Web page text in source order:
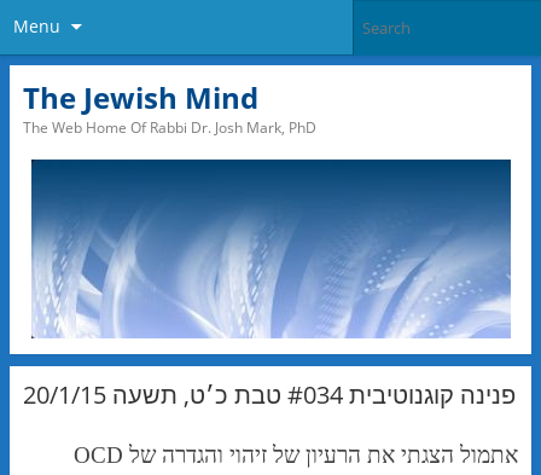
Menu
The Jewish Mind
The Web Home Of Rabbi Dr. Josh Mark, PhD
פנינה קוגנוטיבית #034 טבת כ׳ט, תשעה 20/1/15
אתמול הצגתי את הרעיון של זיהוי והגדרה של OCD